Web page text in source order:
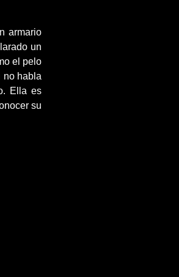
armario
un
el pelo
no habla
Ella es
su